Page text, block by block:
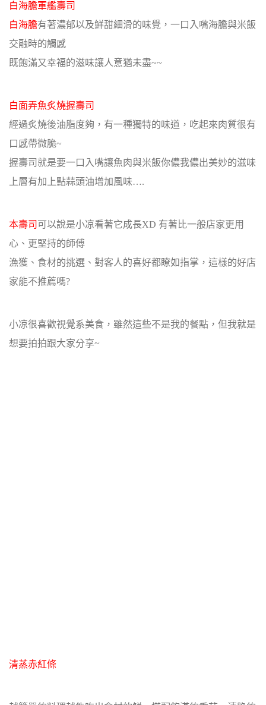
白海膽軍艦壽司
白海膽有著濃郁以及鮮甜細滑的味覺，一口入嘴海膽與米飯
交融時的觸感
既飽滿又幸福的滋味讓人意猶未盡~~
白面弄魚炙燒握壽司
經過炙燒後油脂度夠，有一種獨特的味道，吃起來肉質很有
口感帶微脆~
握壽司就是要一口入嘴讓魚肉與米飯你儂我儂出美妙的滋味
上層有加上點蒜頭油增加風味….
本壽司 可以說是小凉看著它成長XD 有著比一般店家更用
心、更堅持的師傅
漁獲、食材的挑選、對客人的喜好都瞭如指掌，這樣的好店
家能不推薦嗎?
小凉很喜歡視覺系美食，雖然這些不是我的餐點，但我就是
想要拍拍跟大家分享~
清蒸赤紅條